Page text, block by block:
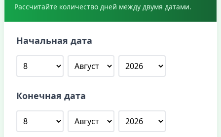
Рассчитайте количество дней между двумя датами.
Начальная дата
Конечная дата